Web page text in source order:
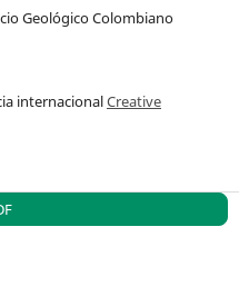
Geológico Colombiano
internacionalCreative